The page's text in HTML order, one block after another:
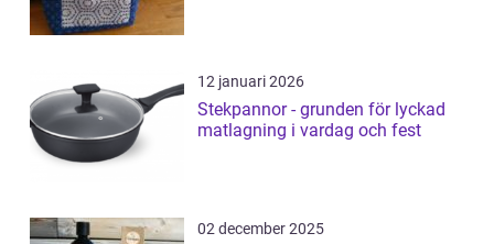
12 januari 2026
Stekpannor - grunden för lyckad
matlagning i vardag och fest
02 december 2025